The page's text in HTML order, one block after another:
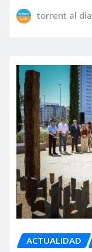
torrent al dia
ACTUALIDAD